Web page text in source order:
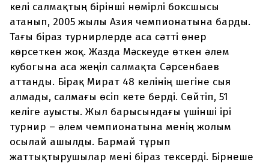
келі салмақтың бірінші нөмірлі боксшысы
атанып, 2005 жылы Азия чемпионатына барды.
Тағы біраз турнирлерде аса сәтті өнер
көрсеткен жоқ. Жазда Мәскеуде өткен әлем
кубогына аса жеңіл салмақта Сәрсенбаев
аттанды. Бірақ Мират 48 келінің шегіне сыя
алмады, салмағы өсіп кете берді. Сөйтіп, 51
келіге ауысты. Жыл барысындағы үшінші ірі
турнир – әлем чемпионатына менің жолым
осылай ашылды. Бармай тұрып
жаттықтырушылар мені біраз тексерді. Бірнеше